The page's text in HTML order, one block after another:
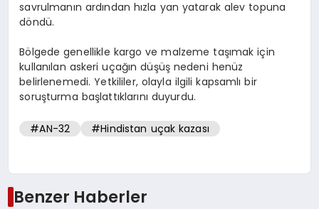
savrulmanın ardından hızla yan yatarak alev topuna
döndü.
Bölgede genellikle kargo ve malzeme taşımak için
kullanılan askeri uçağın düşüş nedeni henüz
belirlenemedi. Yetkililer, olayla ilgili kapsamlı bir
soruşturma başlattıklarını duyurdu.
#AN-32 #Hindistan uçak kazası
Benzer Haberler